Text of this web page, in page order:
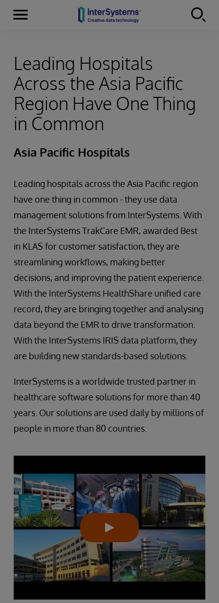
Skip to content
Menu
Leading Hospitals
Across the Asia Pacific
Region Have One Thing
in Common
Asia Pacific Hospitals
Leading hospitals across the Asia Pacific region
have one thing in common - they use data
management solutions from InterSystems. With
the InterSystems TrakCare EMR, awarded Best
in KLAS for customer satisfaction, they are
streamlining workflows, making better
decisions, and improving the patient experience.
With the InterSystems HealthShare unified care
record, they are bringing together and analysing
data beyond the EMR to drive transformation.
With the InterSystems IRIS data platform, they
are building new standards-based solutions.
InterSystems is a worldwide trusted partner in
healthcare software solutions for more than 40
years. Our solutions are used daily by millions of
people in more than 80 countries.